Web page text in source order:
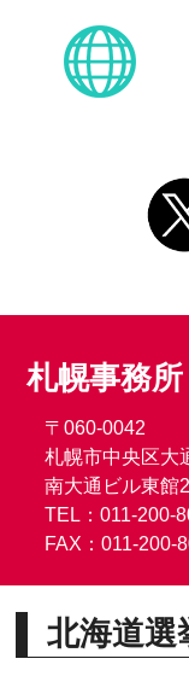
札幌事務所
〒060-0042
札幌市中央区大
南大通ビル東館
TEL：011-200-
FAX：011-200-
北海道選